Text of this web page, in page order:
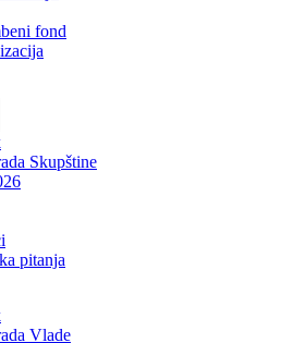
fond
Skupštine
pitanja